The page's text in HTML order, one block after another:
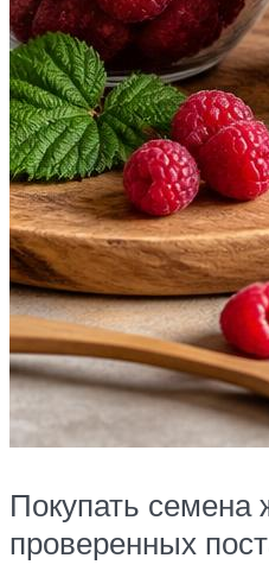
Покупать семена
проверенных